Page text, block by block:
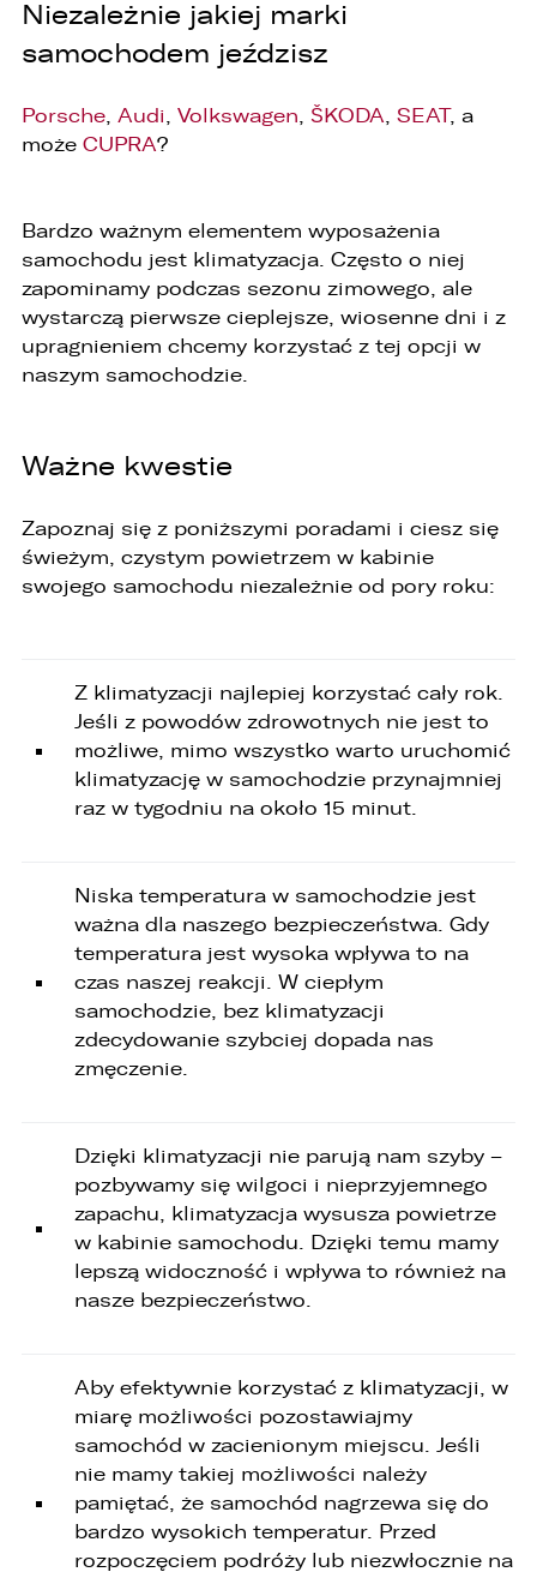
Niezależnie jakiej marki
samochodem jeździsz
Porsche, Audi, Volkswagen, ŠKODA, SEAT, a
może CUPRA?
Bardzo ważnym elementem wyposażenia
samochodu jest klimatyzacja. Często o niej
zapominamy podczas sezonu zimowego, ale
wystarczą pierwsze cieplejsze, wiosenne dni i z
upragnieniem chcemy korzystać z tej opcji w
naszym samochodzie.
Ważne kwestie
Zapoznaj się z poniższymi poradami i ciesz się
świeżym, czystym powietrzem w kabinie
swojego samochodu niezależnie od pory roku:
Z klimatyzacji najlepiej korzystać cały rok.
Jeśli z powodów zdrowotnych nie jest to
możliwe, mimo wszystko warto uruchomić
klimatyzację w samochodzie przynajmniej
raz w tygodniu na około 15 minut.
Niska temperatura w samochodzie jest
ważna dla naszego bezpieczeństwa. Gdy
temperatura jest wysoka wpływa to na
czas naszej reakcji. W ciepłym
samochodzie, bez klimatyzacji
zdecydowanie szybciej dopada nas
zmęczenie.
Dzięki klimatyzacji nie parują nam szyby –
pozbywamy się wilgoci i nieprzyjemnego
zapachu, klimatyzacja wysusza powietrze
w kabinie samochodu. Dzięki temu mamy
lepszą widoczność i wpływa to również na
nasze bezpieczeństwo.
Aby efektywnie korzystać z klimatyzacji, w
miarę możliwości pozostawiajmy
samochód w zacienionym miejscu. Jeśli
nie mamy takiej możliwości należy
pamiętać, że samochód nagrzewa się do
bardzo wysokich temperatur. Przed
rozpoczęciem podróży lub niezwłocznie na
W związku z realizacją wymogów
Rozporządzenia Parlamentu Europejskiego i
sprawie ochrony osób fizycznych w związku z
uchylenia dyrektywy 95/46/WE (ogólne
rozporządzenie o ochronie danych „RODO”),
informujemy o zasadach przetwarzania
Państwa danych osobowych oraz o
przysługujących Państwu prawach z tym
związanych.
1. Współadministratorami danych osobowych
2. LELLEK Gliwice sp. z o.o. ul. Portowa 2 44-100
3. LELLEK Koźle sp. z o.o. ul. B. Chrobrego 25 47-
200 Kędzierzyn- Koźle,
4. LELLEK Katowice sp. z o.o. Oddział w
Katowice,
5. 3L.PL. z o.o. ul. Opolska 2c 45-960 Opole.